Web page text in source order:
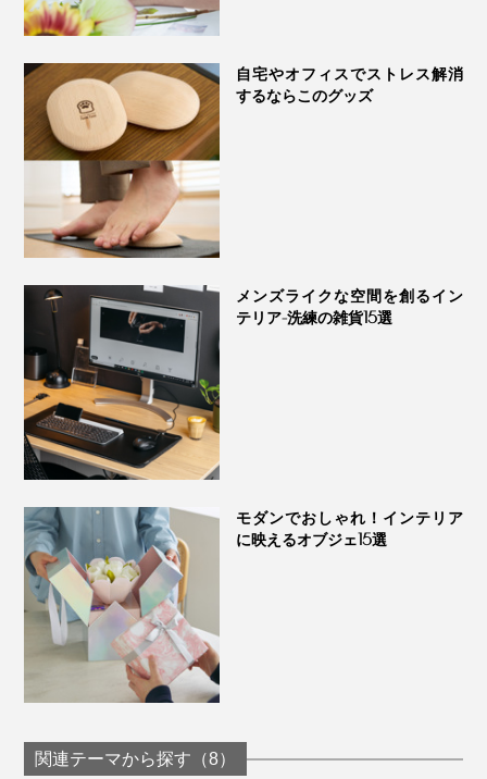
写真下段は別売りの「大理石ベース」に挿してタテ置きで使用。
隙間に置けて主張もしないので、リビングの一角にリラ
ックススペースをつくりたい時にぴったりです。
アプリの操作は直感的にわかりやすいのでオススメ
アプリの接続には、Wi-fi環境が必要です。「2.4GHz
帯」の電波にのみ対応しているため、5GHz帯の電波に
設定されている方は接続できないのでご注意を。
接続の際は、あらかじめお手持ちのルーターにて電波の
種類をご確認ください。
自宅やオフィスでストレス解消
するならこのグッズ
メンズライクな空間を創るイン
テリア-洗練の雑貨15選
モダンでおしゃれ！インテリア
に映えるオブジェ15選
関連テーマから探す（8）